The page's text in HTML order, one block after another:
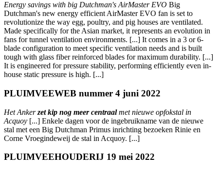
Energy savings with big Dutchman's AirMaster EVO Big
Dutchman's new energy efficient AirMaster EVO fan is set to
revolutionize the way egg, poultry, and pig houses are ventilated.
Made specifically for the Asian market, it represents an evolution in
fans for tunnel ventilation environments. [...] It comes in a 3 or 6-
blade configuration to meet specific ventilation needs and is built
tough with glass fiber reinforced blades for maximum durability. [...]
It is engineered for pressure stability, performing efficiently even in-
house static pressure is high. [...]
PLUIMVEEWEB nummer 4 juni 2022
Het Ankerzet kip nog meer centraalmet nieuwe opfokstal in
Acquoy [...] Enkele dagen voor de ingebruikname van de nieuwe
stal met een Big Dutchman Primus inrichting bezoeken Rinie en
Corne Vroegindeweij de stal in Acquoy. [...]
PLUIMVEEHOUDERIJ 19 mei 2022